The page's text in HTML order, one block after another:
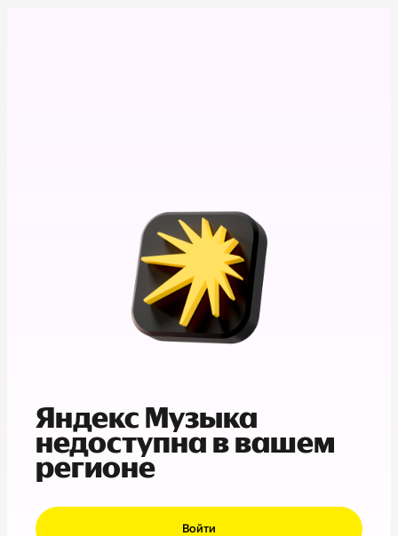
Яндекс Музыка
недоступна в вашем
регионе
Войти